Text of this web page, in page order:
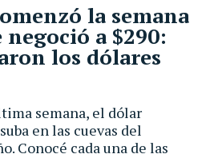
semana, el dólar
en las cuevas del
Conocé cada una de las
la semana
negoció a $290:
los dólares